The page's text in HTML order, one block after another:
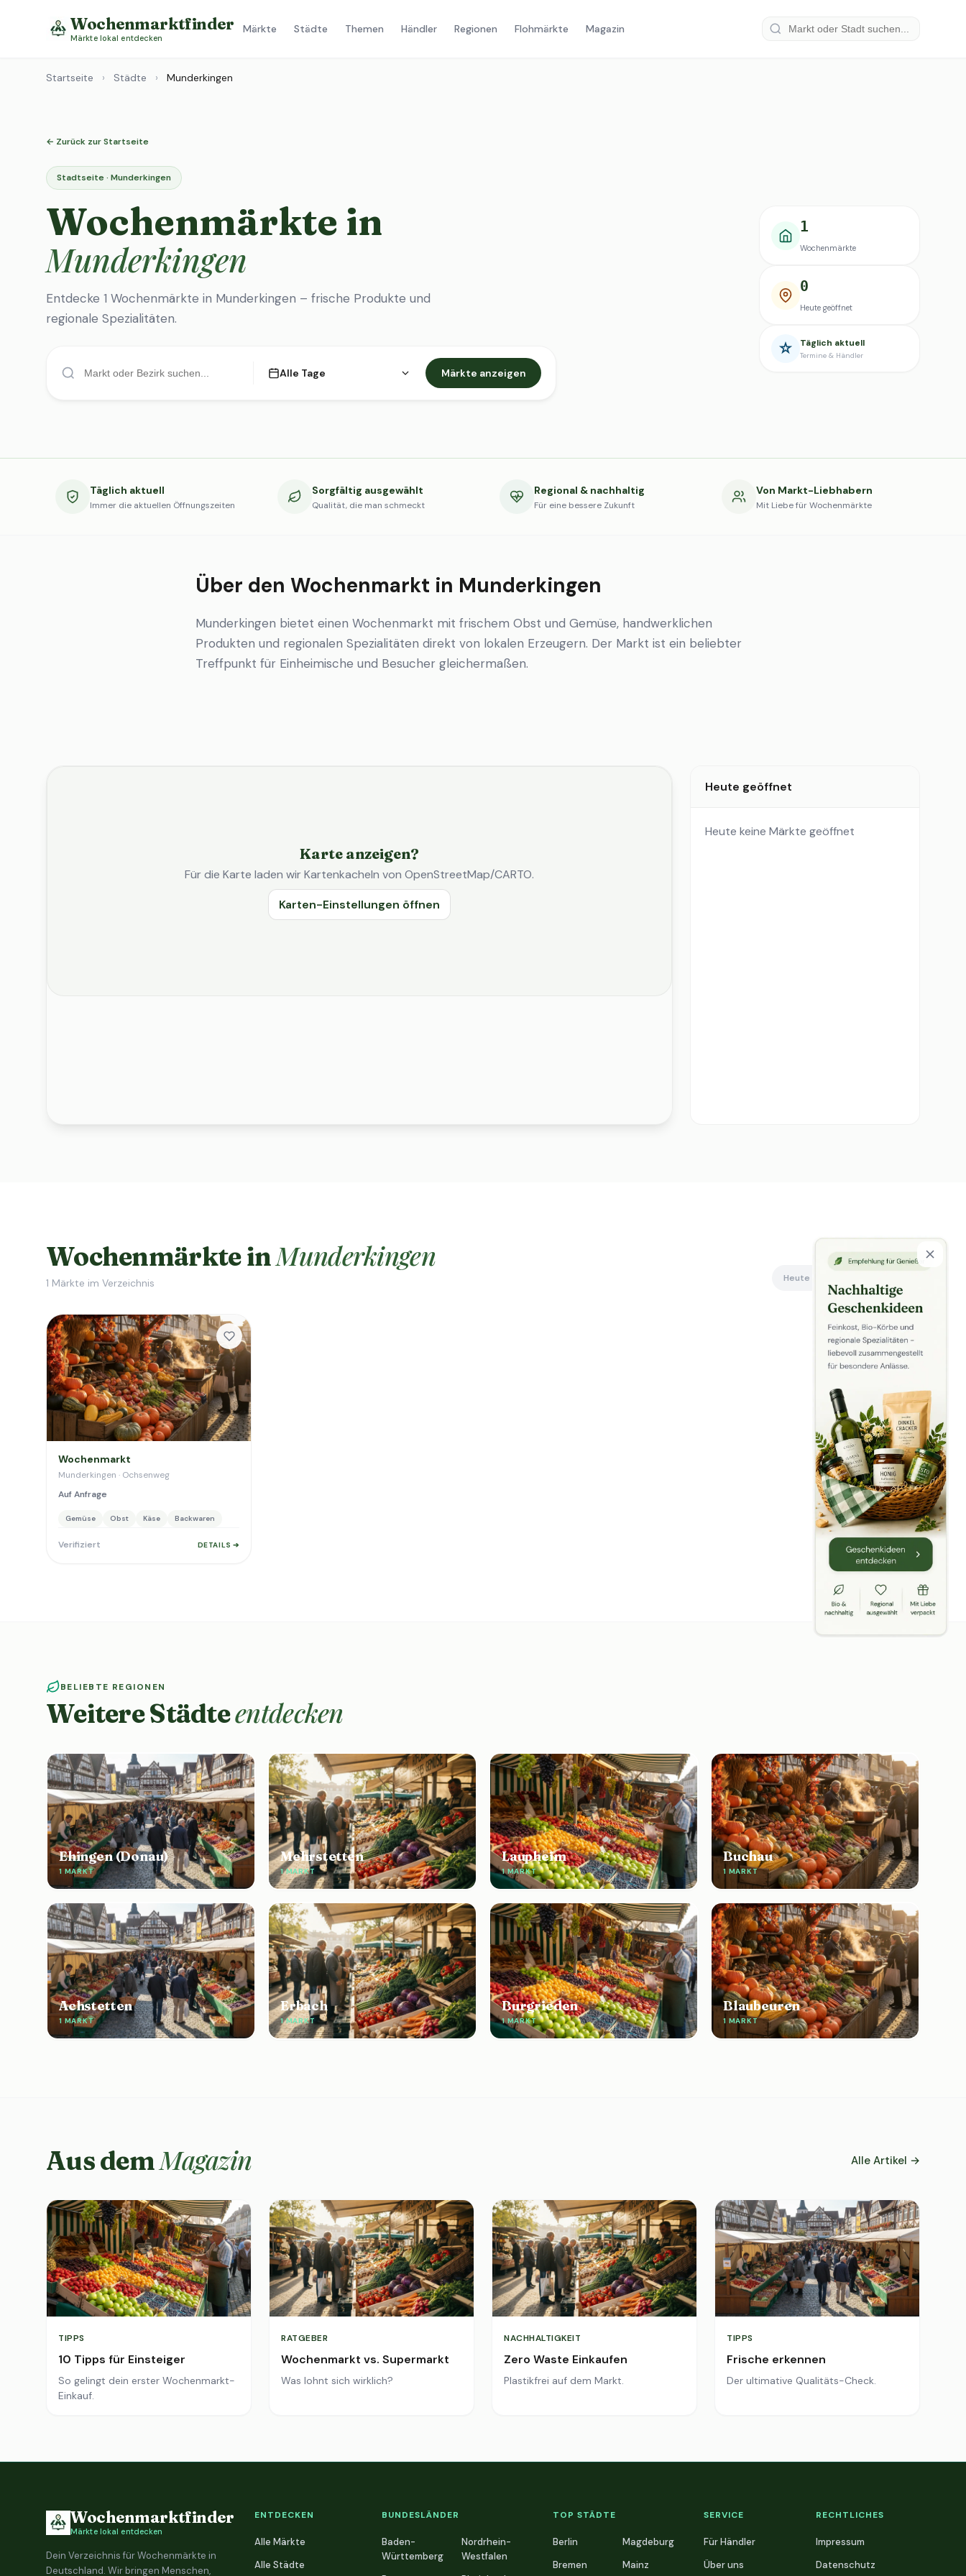
Wochenmarktfinder
Märkte lokal entdecken
Märkte Städte Themen Händler Regionen Flohmärkte Magazin
Startseite › Städte › Munderkingen
← Zurück zur Startseite
Stadtseite · Munderkingen
Wochenmärkte in
Munderkingen
Entdecke 1 Wochenmärkte in Munderkingen – frische Produkte und
regionale Spezialitäten.
Alle Tage Märkte anzeigen
1
Wochenmärkte
0
Heute geöffnet
Täglich aktuell
Termine & Händler
Täglich aktuell
Immer die aktuellen Öffnungszeiten
Sorgfältig ausgewählt
Qualität, die man schmeckt
Regional & nachhaltig
Für eine bessere Zukunft
Von Markt-Liebhabern
Mit Liebe für Wochenmärkte
Über den Wochenmarkt in Munderkingen
Munderkingen bietet einen Wochenmarkt mit frischem Obst und Gemüse, handwerklichen
Produkten und regionalen Spezialitäten direkt von lokalen Erzeugern. Der Markt ist ein beliebter
Treffpunkt für Einheimische und Besucher gleichermaßen.
Karte anzeigen?
Für die Karte laden wir Kartenkacheln von OpenStreetMap/CARTO.
Karten-Einstellungen öffnen
Heute geöffnet
Heute keine Märkte geöffnet
Wochenmärkte inMunderkingen
1 Märkte im Verzeichnis Heute offen
Wochenmarkt
Munderkingen · Ochsenweg
Auf Anfrage
Gemüse Obst Käse Backwaren
Verifiziert DETAILS ➔
BELIEBTE REGIONEN
Weitere Städteentdecken
Ehingen (Donau)
1 MARKT
Mehrstetten
1 MARKT
Laupheim
1 MARKT
Buchau
1 MARKT
Achstetten
1 MARKT
Erbach
1 MARKT
Burgrieden
1 MARKT
Blaubeuren
1 MARKT
Aus demMagazin Alle Artikel →
TIPPS
10 Tipps für Einsteiger
So gelingt dein erster Wochenmarkt-
Einkauf.
RATGEBER
Wochenmarkt vs. Supermarkt
Was lohnt sich wirklich?
NACHHALTIGKEIT
Zero Waste Einkaufen
Plastikfrei auf dem Markt.
TIPPS
Frische erkennen
Der ultimative Qualitäts-Check.
Wochenmarktfinder
Märkte lokal entdecken
Dein Verzeichnis für Wochenmärkte in
Deutschland. Wir bringen Menschen,
ENTDECKEN
Alle Märkte
Alle Städte
BUNDESLÄNDER
Baden-
Württemberg
Nordrhein-
Westfalen
TOP STÄDTE
Berlin
Bremen
Magdeburg
Mainz
SERVICE
Für Händler
Über uns
RECHTLICHES
Impressum
Datenschutz